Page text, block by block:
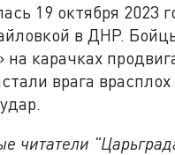
19 октября 2023
в ДНР.
на карачках
врага
читатели